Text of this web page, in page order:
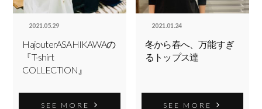
2021.05.29
HajouterASAHIKAWAの
『T-shirt
COLLECTION』
SEE MORE
2021.01.24
冬から春へ、万能すぎ
るトップス達
SEE MORE